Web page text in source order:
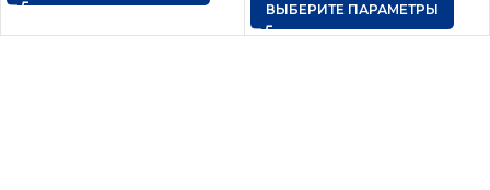
ВЫБЕРИТЕ ПАРАМЕТРЫ